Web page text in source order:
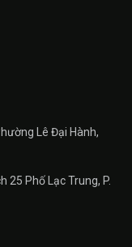
Lê Đại Hành,
25 Phố Lạc Trung, P.